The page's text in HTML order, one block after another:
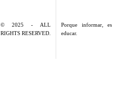
© 2025 - ALL
RIGHTS RESERVED.
Porque informar, es
educar.